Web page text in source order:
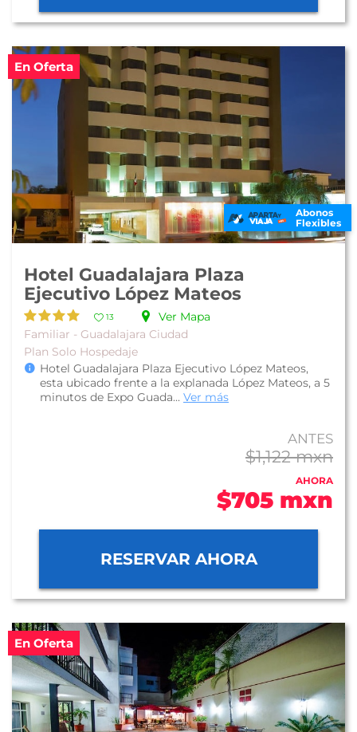
En Oferta
Abonos
Flexibles
Hotel Guadalajara Plaza
Ejecutivo López Mateos
13
Ver Mapa
Familiar - Guadalajara Ciudad
Plan Solo Hospedaje
Hotel Guadalajara Plaza Ejecutivo López Mateos,
esta ubicado frente a la explanada López Mateos, a 5
minutos de Expo Guada... Ver más
ANTES
$1,122 mxn
AHORA
$705 mxn
RESERVAR AHORA
En Oferta